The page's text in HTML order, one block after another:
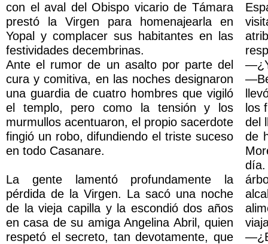
con el aval del Obispo vicario de Támara
prestó la Virgen para homenajearla en
Yopal y complacer sus habitantes en las
festividades decembrinas.
Ante el rumor de un asalto por parte del
cura y comitiva, en las noches designaron
una guardia de cuatro hombres que vigiló
el templo, pero como la tensión y los
murmullos acentuaron, el propio sacerdote
fingió un robo, difundiendo el triste suceso
en todo Casanare.
La gente lamentó profundamente la
pérdida de la Virgen. La sacó una noche
de la vieja capilla y la escondió dos años
en casa de su amiga Angelina Abril, quien
respetó el secreto, tan devotamente, que
los
del
de
día.